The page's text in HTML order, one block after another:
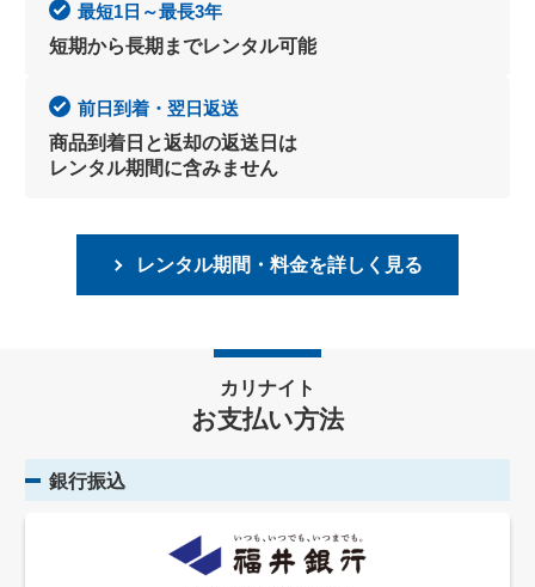
最短1日～最長3年
短期から長期までレンタル可能
前日到着・翌日返送
商品到着日と返却の返送日は
レンタル期間に含みません
レンタル期間・料金を詳しく見る
カリナイト
お支払い方法
銀行振込